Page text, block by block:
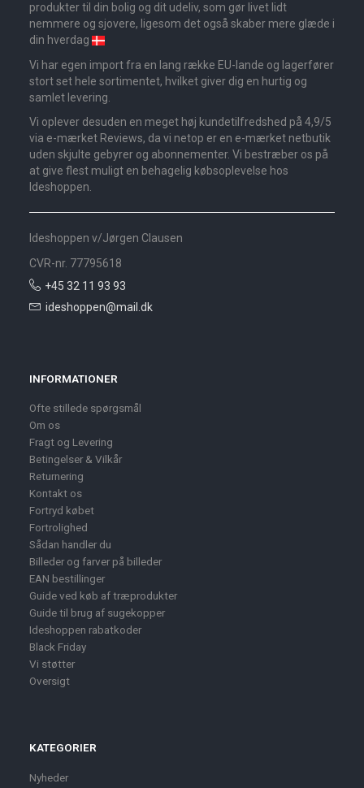
produkter til din bolig og dit udeliv, som gør livet lidt
nemmere og sjovere, ligesom det også skaber mere glæde i
din hverdag
Vi har egen import fra en lang række EU-lande og lagerfører
stort set hele sortimentet, hvilket giver dig en hurtig og
samlet levering.
Vi oplever desuden en meget høj kundetilfredshed på 4,9/5
via e-mærket Reviews, da vi netop er en e-mærket netbutik
uden skjulte gebyrer og abonnementer. Vi bestræber os på
at give flest muligt en behagelig købsoplevelse hos
Ideshoppen.
Ideshoppen v/Jørgen Clausen
CVR-nr. 77795618
+45 32 11 93 93
ideshoppen@mail.dk
INFORMATIONER
Ofte stillede spørgsmål
Om os
Fragt og Levering
Betingelser & Vilkår
Returnering
Kontakt os
Fortryd købet
Fortrolighed
Sådan handler du
Billeder og farver på billeder
EAN bestillinger
Guide ved køb af træprodukter
Guide til brug af sugekopper
Ideshoppen rabatkoder
Black Friday
Vi støtter
Oversigt
KATEGORIER
Nyheder